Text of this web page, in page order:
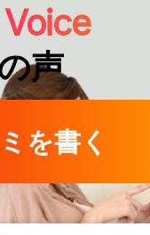
Voice
声
を書く